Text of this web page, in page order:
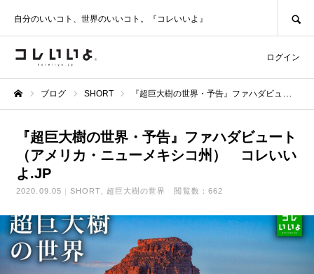
自分のいいコト、世界のいいコト。『コレいいよ』
ログイン
ブログ SHORT 『超巨大樹の世界・予告』ファハダビュート（アメリカ・ニューメキシコ州） コレいいよ.JP
『超巨大樹の世界・予告』ファハダビュート
（アメリカ・ニューメキシコ州） コレいい
よ.JP
2020.09.05 SHORT 超巨大樹の世界 閲覧数：662